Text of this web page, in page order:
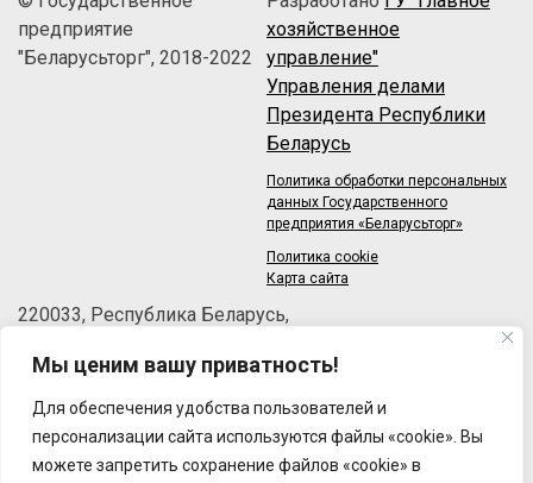
Мы ценим вашу приватность!
Для обеспечения удобства пользователей и
персонализации сайта используются файлы «cookie». Вы
можете запретить сохранение файлов «cookie» в
предприятие
"Беларусьторг", 2018-2022
хозяйственное
управление"
Управления делами
Президента Республики
Беларусь
Политика обработки персональных
данных Государственного
предприятия «Беларусьторг»
Политика cookie
Карта сайта
220033, Республика Беларусь,
Телефон: +375 (17) 215-63-33
Факс: +375 (17) 270-30-50
Email:brt@brt.by